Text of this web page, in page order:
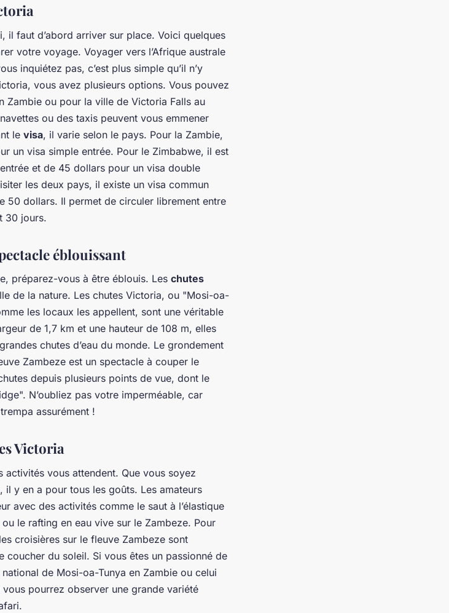
il faut d’abord arriver sur place. Voici quelques
votre voyage. Voyager vers l’Afrique australe
inquiétez pas, c’est plus simple qu’il n’y
vous avez plusieurs options. Vous pouvez
Zambie ou pour la ville de Victoria Falls au
ou des taxis peuvent vous emmener
le visa, il varie selon le pays. Pour la Zambie,
un visa simple entrée. Pour le Zimbabwe, il est
et de 45 dollars pour un visa double
les deux pays, il existe un visa commun
50 dollars. Il permet de circuler librement entre
30 jours.
éblouissant
préparez-vous à être éblouis. Les chutes
de la nature. Les chutes Victoria, ou "Mosi-oa-
les locaux les appellent, sont une véritable
de 1,7 km et une hauteur de 108 m, elles
chutes d’eau du monde. Le grondement
Zambeze est un spectacle à couper le
depuis plusieurs points de vue, dont le
N’oubliez pas votre imperméable, car
assurément !
Victoria
activités vous attendent. Que vous soyez
il y en a pour tous les goûts. Les amateurs
avec des activités comme le saut à l’élastique
le rafting en eau vive sur le Zambeze. Pour
croisières sur le fleuve Zambeze sont
coucher du soleil. Si vous êtes un passionné de
de Mosi-oa-Tunya en Zambie ou celui
pourrez observer une grande variété
.